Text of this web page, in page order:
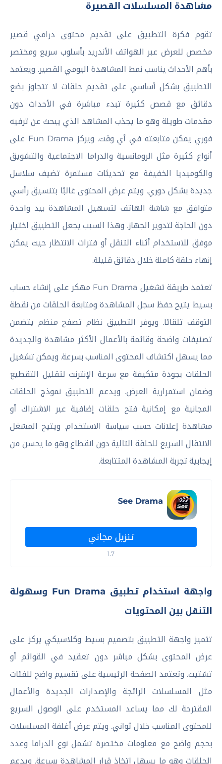
مشاهدة المسلسلات القصيرة
تقوم فكرة التطبيق على تقديم محتوى درامي قصير
مخصص للعرض عبر الهواتف الأندريد بأسلوب سريع ومختصر
بأهم الأحداث يناسب نمط المشاهدة اليومي القصير. ويعتمد
التطبيق بشكل أساسي على تقديم حلقات لا تتجاوز بضع
دقائق مع قصص كثيرة تبدء مباشرة في الأحداث دون
مقدمات طويلة وهو ما يجذب المشاهد الذي يبحث عن ترفيه
فوري يمكن متابعته في أي وقت. ويركز Fun Drama على
أنواع كثيرة مثل الرومانسية والدراما الاجتماعية والتشويق
والكوميديا الخفيفة مع تحديثات مستمرة تضيف سلاسل
جديدة بشكل دوري. ويتم عرض المحتوى غالبًا بتنسيق رأسي
متوافق مع شاشة الهاتف لتسهيل المشاهدة بيد واحدة
دون الحاجة لتدوير الجهاز. وهذا السبب يجعل التطبيق اختيار
موفق للاستخدام أثناء التنقل أو فترات الانتظار حيث يمكن
إنهاء حلقة كاملة خلال دقائق قليلة.
تعتمد طريقة تشغيل Fun Drama مهكر على إنشاء حساب
بسيط يتيح حفظ سجل المشاهدة ومتابعة الحلقات من نقطة
التوقف تلقائا. ويوفر التطبيق نظام تصفح منظم يتضمن
تصنيفات واضحة وقائمة بالأعمال الأكثر مشاهدة والجديدة
مما يسهل اكتشاف المحتوى المناسب بسرعة. ويمكن تشغيل
الحلقات بجودة متكيفة مع سرعة الإنترنت لتقليل التقطيع
وضمان استمرارية العرض. ويدعم التطبيق نموذج الحلقات
المجانية مع إمكانية فتح حلقات إضافية عبر الاشتراك أو
مشاهدة إعلانات حسب سياسة الاستخدام. ويتيح المشغل
الانتقال السريع للحلقة التالية دون انقطاع وهو ما يحسن من
إيجابية تجربة المشاهدة المتتابعة.
See Drama
تنزيل مجاني
1.7
واجهة استخدام تطبيق Fun Drama وسهولة
التنقل بين المحتويات
تتميز واجهة التطبيق بتصميم بسيط وكلاسيكي يركز على
عرض المحتوى بشكل مباشر دون تعقيد في القوائم أو
تشتيت. وتعتمد الصفحة الرئيسية على تقسيم واضح للفئات
مثل المسلسلات الرائجة والإصدارات الجديدة والأعمال
المقترحة لك مما يساعد المستخدم على الوصول السريع
للمحتوى المناسب خلال ثواني. ويتم عرض أغلفة المسلسلات
بحجم واضح مع معلومات مختصرة تشمل نوع الدراما وعدد
الحلقات وهو ما يسهل اتخاذ قرار المشاهدة بسرعة. ويدعم